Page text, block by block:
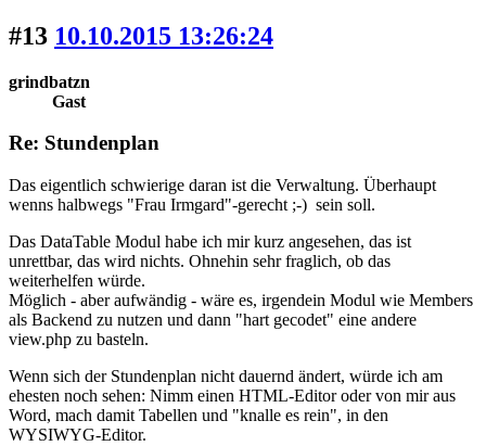
#13 10.10.2015 13:26:24
grindbatzn
Gast
Re: Stundenplan
Das eigentlich schwierige daran ist die Verwaltung. Überhaupt
wenns halbwegs "Frau Irmgard"-gerecht ;-) sein soll.
Das DataTable Modul habe ich mir kurz angesehen, das ist
unrettbar, das wird nichts. Ohnehin sehr fraglich, ob das
weiterhelfen würde.
Möglich - aber aufwändig - wäre es, irgendein Modul wie Members
als Backend zu nutzen und dann "hart gecodet" eine andere
view.php zu basteln.
Wenn sich der Stundenplan nicht dauernd ändert, würde ich am
ehesten noch sehen: Nimm einen HTML-Editor oder von mir aus
Word, mach damit Tabellen und "knalle es rein", in den
WYSIWYG-Editor.